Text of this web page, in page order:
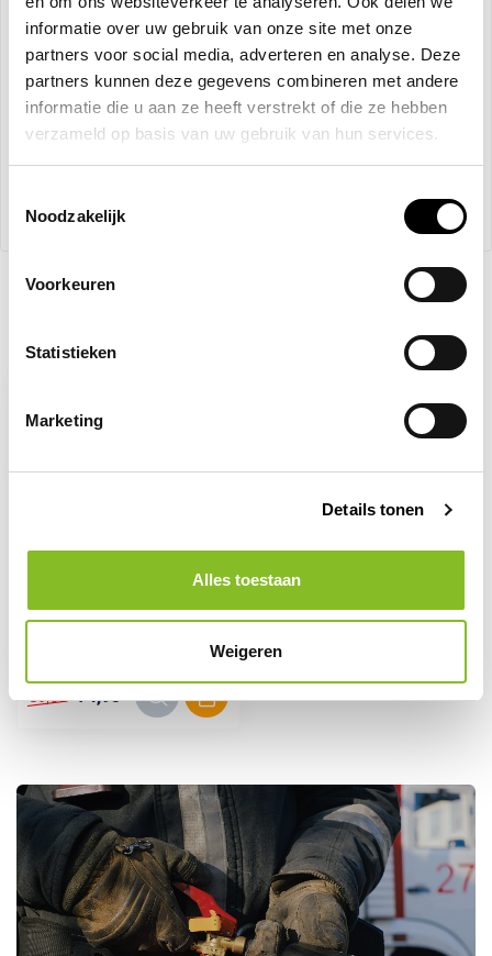
informatie over uw gebruik van onze site met onze
partners voor social media, adverteren en analyse. Deze
partners kunnen deze gegevens combineren met andere
informatie die u aan ze heeft verstrekt of die ze hebben
verzameld op basis van uw gebruik van hun services.
Noodzakelijk
Voorkeuren
Statistieken
Marketing
Details tonen
Alles toestaan
Weigeren
+ +
Op voorraad
89,00 74,95